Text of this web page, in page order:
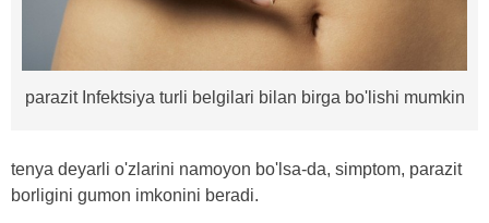
parazit Infektsiya turli belgilari bilan birga bo'lishi mumkin
tenya deyarli o'zlarini namoyon bo'lsa-da, simptom, parazit
borligini gumon imkonini beradi.